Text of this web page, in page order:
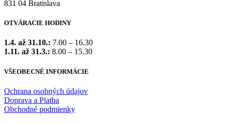
831 04 Bratislava
OTVÁRACIE HODINY
1.4. až 31.10.: 7.00 – 16.30
1.11. až 31.3.: 8.00 – 15.30
VŠEOBECNÉ INFORMÁCIE
Ochrana osobných údajov
Doprava a Platba
Obchodné podmienky